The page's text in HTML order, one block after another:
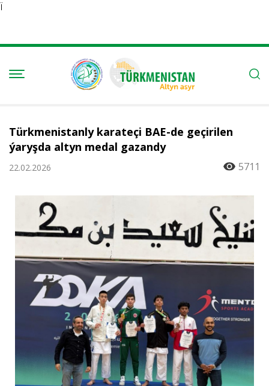
Ï
Türkmenistanly karateçi BAE-de geçirilen
ýaryşda altyn medal gazandy
22.02.2026 5711